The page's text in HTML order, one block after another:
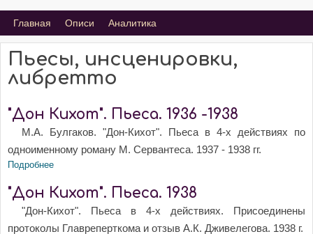
Primary_tsvetaeva for Mihail Bulgakov
Главная Описи Аналитика
Пьесы, инсценировки,
либретто
"Дон Кихот". Пьеса. 1936 -1938
М.А. Булгаков. "Дон-Кихот". Пьеса в 4-х действиях по
одноименному роману М. Сервантеса. 1937 - 1938 гг.
Подробнее
"Дон Кихот". Пьеса. 1938
"Дон-Кихот". Пьеса в 4-х действиях. Присоединены
протоколы Главреперткома и отзыв А.К. Дживелегова. 1938 г.